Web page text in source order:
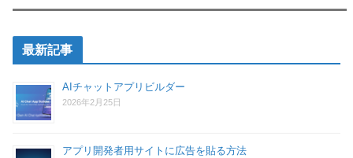
最新記事
AIチャットアプリビルダー
2026年2月25日
アプリ開発者用サイトに広告を貼る方法